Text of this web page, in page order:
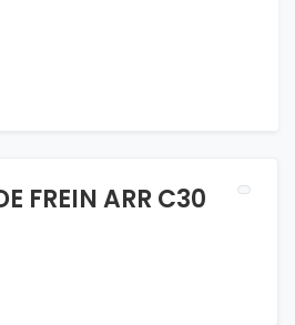
FREIN ARR C30